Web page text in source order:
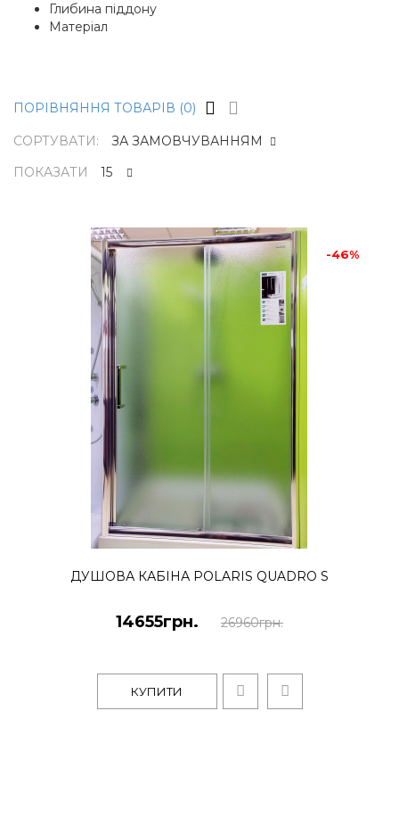
Глибина піддону
Матеріал
ПОРІВНЯННЯ ТОВАРІВ (0)
СОРТУВАТИ:
ПОКАЗАТИ
-46%
Душова кабіна Polaris
S
26960грн.
14655грн.
Душова кабіна Polaris Quadro
SДодатковий верхній алюмінієвий
профіль. Гартоване скло 5 мм.Двері
-46%
ДУШОВА КАБІНА POLARIS QUADRO S
14655грн. 26960грн.
КУПИТИ